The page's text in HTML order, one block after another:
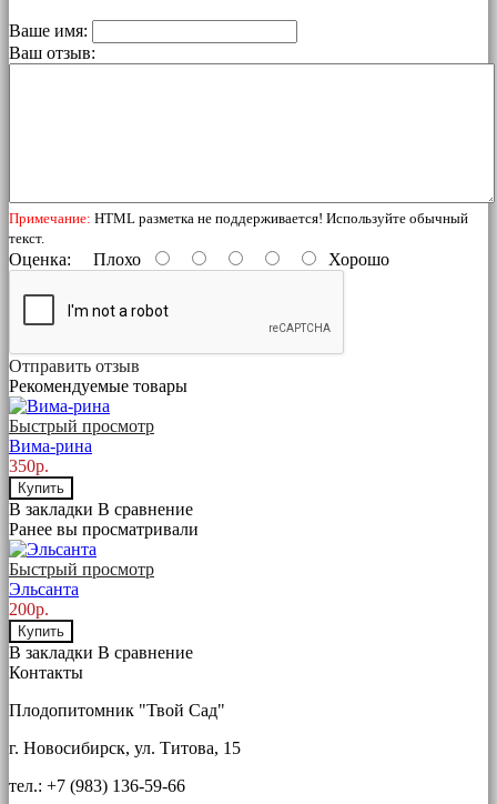
Ваше имя:
Ваш отзыв:
Примечание: HTML разметка не поддерживается! Используйте обычный
текст.
Оценка: Плохо Хорошо
Отправить отзыв
Рекомендуемые товары
Быстрый просмотр
Вима-рина
350р.
Купить
В закладки В сравнение
Ранее вы просматривали
Быстрый просмотр
Эльсанта
200р.
Купить
В закладки В сравнение
Контакты
Плодопитомник "Твой Сад"
г. Новосибирск, ул. Титова, 15
тел.: +7 (983) 136-59-66